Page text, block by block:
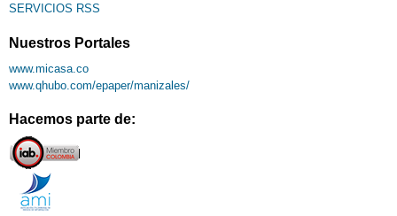
SERVICIOS RSS
Nuestros Portales
www.micasa.co
www.qhubo.com/epaper/manizales/
Hacemos parte de: